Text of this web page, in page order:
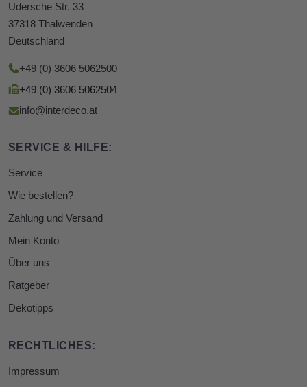
Udersche Str. 33
37318 Thalwenden
Deutschland
+49 (0) 3606 5062500
+49 (0) 3606 5062504
info@interdeco.at
SERVICE & HILFE:
Service
Wie bestellen?
Zahlung und Versand
Mein Konto
Über uns
Ratgeber
Dekotipps
RECHTLICHES:
Impressum